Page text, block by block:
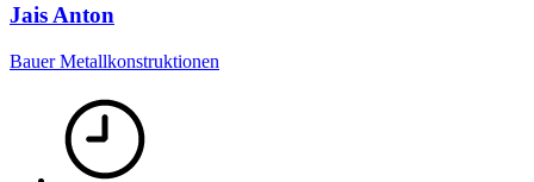
Jais Anton
Bauer Metallkonstruktionen